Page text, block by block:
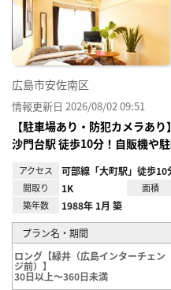
広島市安佐南区
情報更新日 2026/08/02 09:51
【駐車場あり・防犯カメラあ
沙門台駅 徒歩10分！自販機や
アクセス 可部線「大町駅」徒歩10
間取り 1K 面積
築年数 1988年 1月 築
プラン名・期間
ロング【緑井（広島インターチェン
ジ前）】
30日以上～360日未満